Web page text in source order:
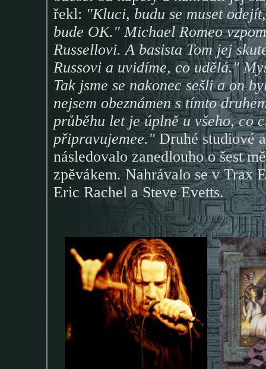
řekl: "Kluci, budu se muset
bude OK." Michael Romeo
Russellovi. A basista Tom jej
Russovi a uvidíme, co udělá."
Tak jsme se nakonec sešli a on
nejsem obeznámen s tímto
průběhu let je úplně u všeho, co
připravujemee."Druhé studiové
následovalo zanedlouho o šest
zpěvákem. Nahrávalo se v Trax
Eric Rachel a Steve Evetts.